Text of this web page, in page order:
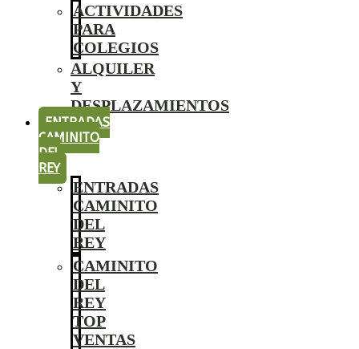
ACTIVIDADES
PARA
COLEGIOS
ALQUILER
Y
DESPLAZAMIENTOS
ENTRADAS
CAMINITO
DEL
REY
ENTRADAS
CAMINITO
DEL
REY
CAMINITO
DEL
REY
TOP
VENTAS